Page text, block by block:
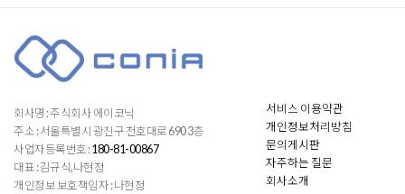
회사명 : 주식회사 에이코닉
주소 : 서울특별시 광진구 천호대로 690 3층
사업자등록번호 :180-81-00867
대표 : 김규식,나현정
개인정보 보호책임자 : 나현정
서비스 이용약관
개인정보처리방침
문의게시판
자주하는 질문
회사소개